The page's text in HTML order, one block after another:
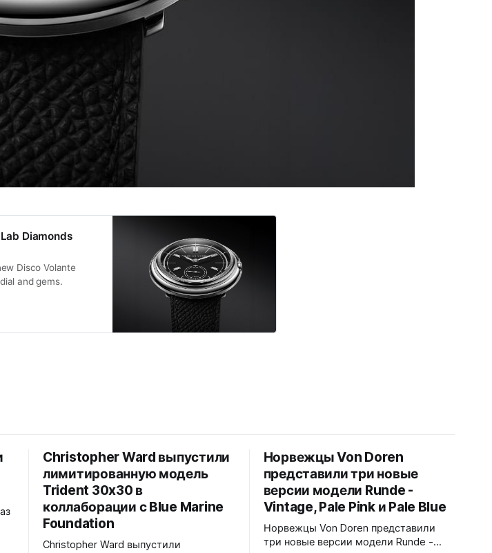
Diamonds
Disco Volante
and gems.
Christopher Ward выпустили
лимитированную модель
Trident 30x30 в
коллаборации с Blue Marine
Foundation
Christopher Ward выпустили
Норвежцы Von Doren
представили три новые
версии модели Runde -
Vintage, Pale Pink и Pale Blue
Норвежцы Von Doren представили
три новые версии модели Runde -